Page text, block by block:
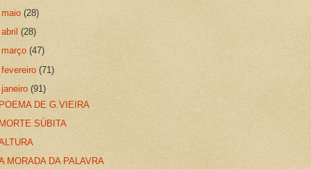
maio(28)
abril(28)
março(47)
fevereiro(71)
janeiro(91)
DE G.VIEIRA
SÚBITA
MORADA DA PALAVRA